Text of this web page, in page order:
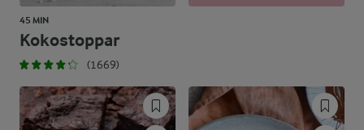
45 MIN
Kokostoppar
(1669)